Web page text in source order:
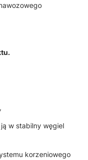
w stabilny węgiel
korzeniowego